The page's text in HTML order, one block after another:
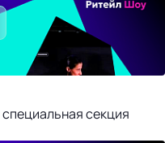
секция